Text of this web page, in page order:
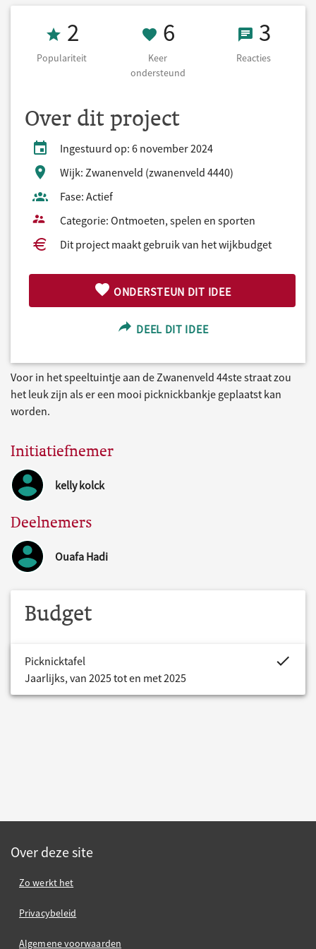
Populariteit 2
2
Populariteit
6 Keer
6
Keer
ondersteund
3 3
Reacties
Over dit project
Ingestuurd op: 6 november 2024
Wijk: Zwanenveld (zwanenveld 4440)
Fase: Actief
Categorie: Ontmoeten, spelen en sporten
Dit project maakt gebruik van het wijkbudget
ONDERSTEUN DIT IDEE
DEEL DIT IDEE
Voor in het speeltuintje aan de Zwanenveld 44ste straat zou
het leuk zijn als er een mooi picknickbankje geplaatst kan
worden.
Initiatiefnemer
kelly kolck
Deelnemers
Ouafa Hadi
Budget
Picknicktafel
Jaarlijks, van 2025 tot en met 2025
Over deze site
Zo werkt het
Privacybeleid
Algemene voorwaarden